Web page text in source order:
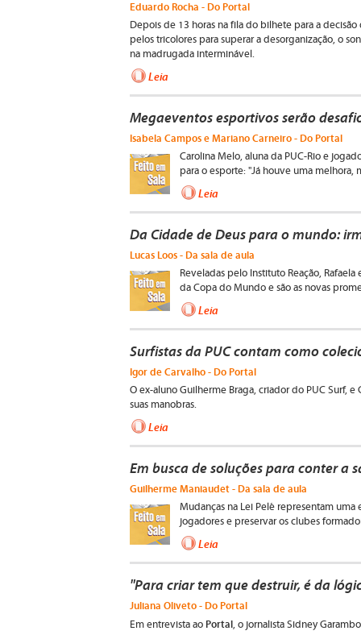
Eduardo Rocha - Do Portal
Depois de 13 horas na fila do bilhete para a decisão
pelos tricolores para superar a desorganização, o
na madrugada interminável.
Leia
Megaeventos esportivos serão
Isabela Campos e Mariano Carneiro - Do Portal
Carolina Melo, aluna da PUC-Rio e
para o esporte: "Já houve uma melhora,
Leia
Da Cidade de Deus para o mundo:
Lucas Loos - Da sala de aula
Reveladas pelo Instituto Reação,
da Copa do Mundo e são as novas
Leia
Surfistas da PUC contam como
Igor de Carvalho - Do Portal
O ex-aluno Guilherme Braga, criador do PUC Surf,
suas manobras.
Leia
Em busca de soluções para conter a
Guilherme Maniaudet - Da sala de aula
Mudanças na Lei Pelé representam
jogadores e preservar os clubes
Leia
"Para criar tem que destruir, é da
Juliana Oliveto - Do Portal
Em entrevista ao Portal, o jornalista Sidney